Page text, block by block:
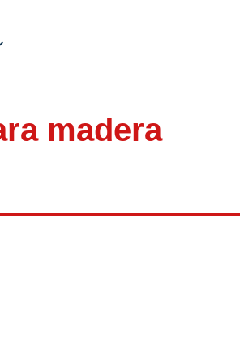
madera